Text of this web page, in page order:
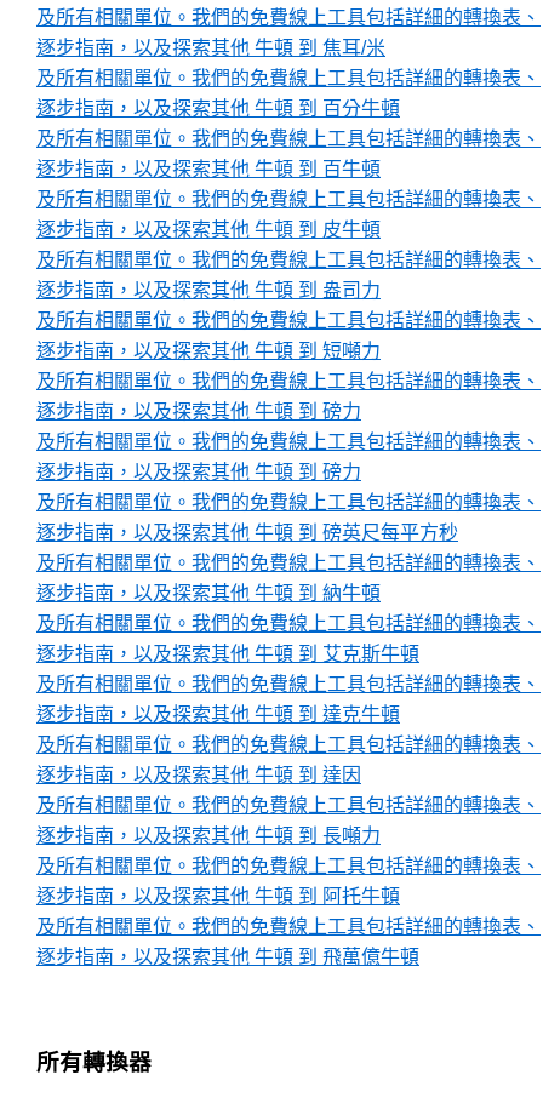
及所有相關單位。我們的免費線上工具包括詳細的轉換表、
逐步指南，以及探索其他 牛頓 到 焦耳/米
及所有相關單位。我們的免費線上工具包括詳細的轉換表、
逐步指南，以及探索其他 牛頓 到 百分牛頓
及所有相關單位。我們的免費線上工具包括詳細的轉換表、
逐步指南，以及探索其他 牛頓 到 百牛頓
及所有相關單位。我們的免費線上工具包括詳細的轉換表、
逐步指南，以及探索其他 牛頓 到 皮牛頓
及所有相關單位。我們的免費線上工具包括詳細的轉換表、
逐步指南，以及探索其他 牛頓 到 盎司力
及所有相關單位。我們的免費線上工具包括詳細的轉換表、
逐步指南，以及探索其他 牛頓 到 短噸力
及所有相關單位。我們的免費線上工具包括詳細的轉換表、
逐步指南，以及探索其他 牛頓 到 磅力
及所有相關單位。我們的免費線上工具包括詳細的轉換表、
逐步指南，以及探索其他 牛頓 到 磅力
及所有相關單位。我們的免費線上工具包括詳細的轉換表、
逐步指南，以及探索其他 牛頓 到 磅英尺每平方秒
及所有相關單位。我們的免費線上工具包括詳細的轉換表、
逐步指南，以及探索其他 牛頓 到 納牛頓
及所有相關單位。我們的免費線上工具包括詳細的轉換表、
逐步指南，以及探索其他 牛頓 到 艾克斯牛頓
及所有相關單位。我們的免費線上工具包括詳細的轉換表、
逐步指南，以及探索其他 牛頓 到 達克牛頓
及所有相關單位。我們的免費線上工具包括詳細的轉換表、
逐步指南，以及探索其他 牛頓 到 達因
及所有相關單位。我們的免費線上工具包括詳細的轉換表、
逐步指南，以及探索其他 牛頓 到 長噸力
及所有相關單位。我們的免費線上工具包括詳細的轉換表、
逐步指南，以及探索其他 牛頓 到 阿托牛頓
及所有相關單位。我們的免費線上工具包括詳細的轉換表、
逐步指南，以及探索其他 牛頓 到 飛萬億牛頓
所有轉換器